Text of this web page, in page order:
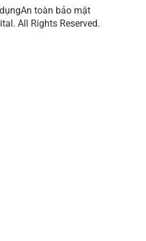
All Rights Reserved.
An toàn bảo mật